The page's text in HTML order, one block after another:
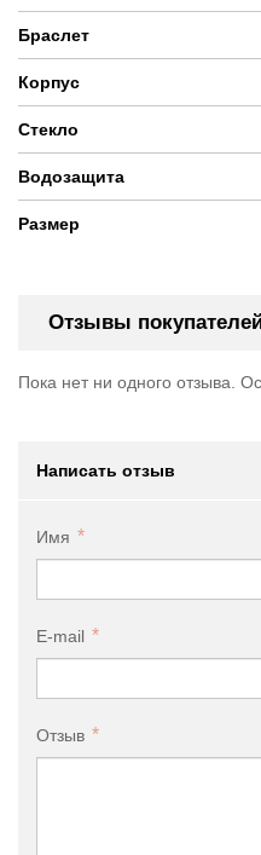
Браслет
Корпус
Стекло
Водозащита
Размер
Отзывы
Пока нет ни одного отзыва.
Написать отзыв
Имя
E-mail
Отзыв